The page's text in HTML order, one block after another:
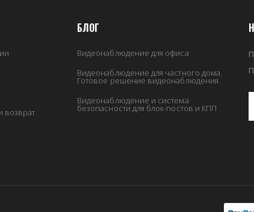
возврат
БЛОГ
Видеонаблюдение для офиса
Видеонаблюдение для частного дома.
Готовое решение видеонаблюдения.
Видеонаблюдение и система
безопасности для блок-постов и КПП